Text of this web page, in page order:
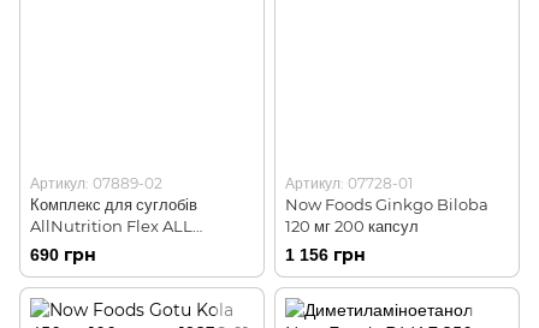
Артикул: 07889-02
Комплекс для суглобів
AllNutrition Flex ALL
Complex V2 400 г Cherry
690 грн
Артикул: 07728-01
Now Foods Ginkgo Biloba
120 мг 200 капсул
1 156 грн